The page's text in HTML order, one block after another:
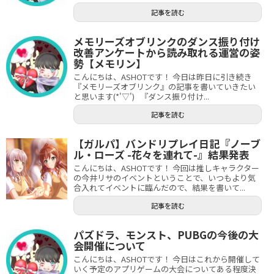
記事を読む
メモリーズオブリンクのダンス振り付け
改善アンケートから読み取れる運営の姿
勢【メモリン】
こんにちは、ASHOTです！ 今日は昨日に引き続き
『メモリーズオブリンク』の記事を書いていきたい
と思います(*'▽') 『ダンス振り付け...
記事を読む
【ガルパ】バンドリプレイ日記『ノーブ
ル・ローズ -花々を連れて-』結果発表
こんにちは、ASHOTです！ 今回は推しキャラクター
の今井リサのイベントということで、いつもより気
合入れてイベントに臨んだので、結果を書いて...
記事を読む
パズドラ、モンスト、PUBGの今後の大
会開催について
こんにちは、ASHOTです！ 今日はこれから開催して
いく予定のアプリゲームの大会についてある程度決